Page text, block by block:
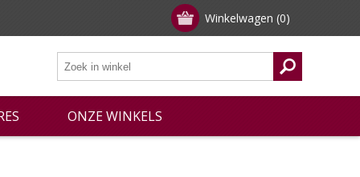
Winkelwagen (0)
ONZE WINKELS